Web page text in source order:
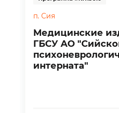
п. Сия
Медицинские
ГБСУ АО
интерната"